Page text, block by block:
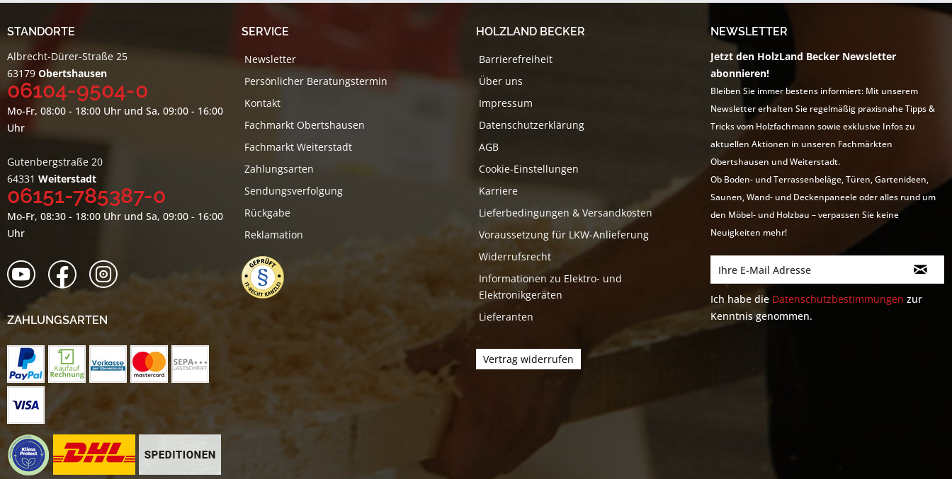
STANDORTE
Albrecht-Dürer-Straße 25
63179 Obertshausen
06104-9504-0
Mo-Fr, 08:00 - 18:00 Uhr und Sa, 09:00 - 16:00
Uhr
Gutenbergstraße 20
64331 Weiterstadt
06151-785387-0
Mo-Fr, 08:30 - 18:00 Uhr und Sa, 09:00 - 16:00
Uhr
ZAHLUNGSARTEN
SERVICE
Newsletter
Persönlicher Beratungstermin
Kontakt
Fachmarkt Obertshausen
Fachmarkt Weiterstadt
Zahlungsarten
Sendungsverfolgung
Rückgabe
Reklamation
HOLZLAND BECKER
Barrierefreiheit
Über uns
Impressum
Datenschutzerklärung
AGB
Cookie-Einstellungen
Karriere
Lieferbedingungen & Versandkosten
Voraussetzung für LKW-Anlieferung
Widerrufsrecht
Informationen zu Elektro- und
Elektronikgeräten
Lieferanten
Vertrag widerrufen
NEWSLETTER
Jetzt den HolzLand Becker Newsletter
abonnieren!
Bleiben Sie immer bestens informiert: Mit unserem
Newsletter erhalten Sie regelmäßig praxisnahe Tipps &
Tricks vom Holzfachmann sowie exklusive Infos zu
aktuellen Aktionen in unseren Fachmärkten
Obertshausen und Weiterstadt.
Ob Boden- und Terrassenbeläge, Türen, Gartenideen,
Saunen, Wand- und Deckenpaneele oder alles rund um
den Möbel- und Holzbau – verpassen Sie keine
Neuigkeiten mehr!
Ich habe die Datenschutzbestimmungen zur
Kenntnis genommen.